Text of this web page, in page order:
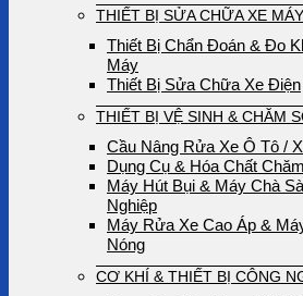
THIẾT BỊ SỬA CHỮA XE
Thiết Bị Chẩn Đoán & Đo
Máy
Thiết Bị Sửa Chữa Xe Điện
THIẾT BỊ VỆ SINH & CHĂM
Cầu Nâng Rửa Xe Ô Tô /
Dụng Cụ & Hóa Chất
Máy Hút Bụi & Máy Chà
Nghiệp
Máy Rửa Xe Cao Áp &
Nóng
CƠ KHÍ & THIẾT BỊ CÔNG